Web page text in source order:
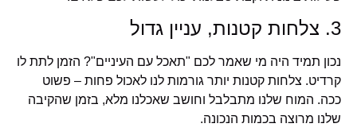
3. צלחות קטנות, עניין גדול
נכון תמיד היה מי שאמר לכם "תאכל עם העיניים"? הזמן לתת לו
קרדיט. צלחות קטנות יותר גורמות לנו לאכול פחות – פשוט
ככה. המוח שלנו מתבלבל וחושב שאכלנו מלא, בזמן שהקיבה
שלנו מרוצה בכמות הנכונה.